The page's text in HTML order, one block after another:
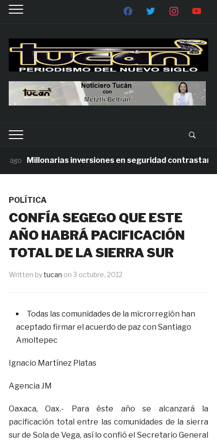
Millonarias inversiones en seguridad contrastan con
POLÍTICA
CONFÍA SEGEGO QUE ESTE
AÑO HABRÁ PACIFICACIÓN
TOTAL DE LA SIERRA SUR
Written bytucan on 3 octubre, 2012
Todas las comunidades de la microrregión han
aceptado firmar el acuerdo de paz con Santiago
Amoltepec
Ignacio Martínez Platas
Agencia JM
Oaxaca, Oax.- Para éste año se alcanzará la
pacificación total entre las comunidades de la sierra
sur de Sola de Vega, así lo confió el Secretario General